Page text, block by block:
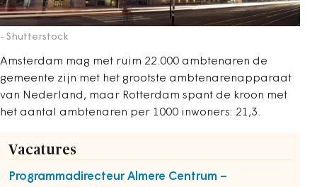
- Shutterstock
Amsterdam mag met ruim 22.000 ambtenaren de
gemeente zijn met het grootste ambtenarenapparaat
van Nederland, maar Rotterdam spant de kroon met
het aantal ambtenaren per 1000 inwoners: 21,3.
Vacatures
Programmadirecteur Almere Centrum –